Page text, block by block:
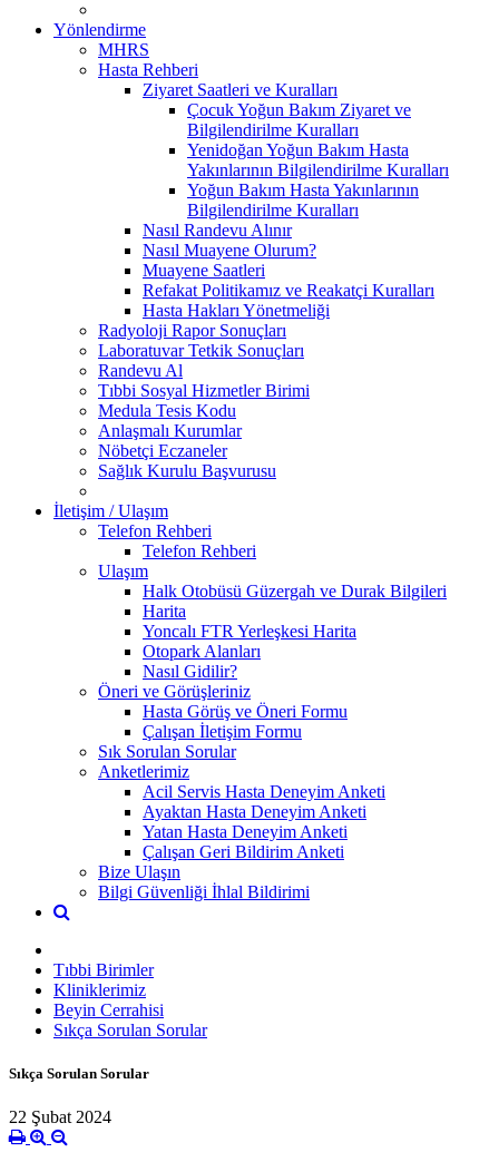
Yönlendirme
MHRS
Hasta Rehberi
Ziyaret Saatleri ve Kuralları
Çocuk Yoğun Bakım Ziyaret ve
Bilgilendirilme Kuralları
Yenidoğan Yoğun Bakım Hasta
Yakınlarının Bilgilendirilme Kuralları
Yoğun Bakım Hasta Yakınlarının
Bilgilendirilme Kuralları
Nasıl Randevu Alınır
Nasıl Muayene Olurum?
Muayene Saatleri
Refakat Politikamız ve Reakatçi Kuralları
Hasta Hakları Yönetmeliği
Radyoloji Rapor Sonuçları
Laboratuvar Tetkik Sonuçları
Randevu Al
Tıbbi Sosyal Hizmetler Birimi
Medula Tesis Kodu
Anlaşmalı Kurumlar
Nöbetçi Eczaneler
Sağlık Kurulu Başvurusu
İletişim / Ulaşım
Telefon Rehberi
Telefon Rehberi
Ulaşım
Halk Otobüsü Güzergah ve Durak Bilgileri
Harita
Yoncalı FTR Yerleşkesi Harita
Otopark Alanları
Nasıl Gidilir?
Öneri ve Görüşleriniz
Hasta Görüş ve Öneri Formu
Çalışan İletişim Formu
Sık Sorulan Sorular
Anketlerimiz
Acil Servis Hasta Deneyim Anketi
Ayaktan Hasta Deneyim Anketi
Yatan Hasta Deneyim Anketi
Çalışan Geri Bildirim Anketi
Bize Ulaşın
Bilgi Güvenliği İhlal Bildirimi
Tıbbi Birimler
Kliniklerimiz
Beyin Cerrahisi
Sıkça Sorulan Sorular
Sıkça Sorulan Sorular
22 Şubat 2024